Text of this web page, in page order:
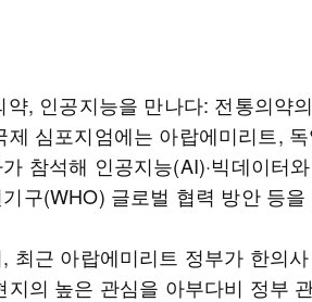
약, 인공지능을 만나다: 전통의약
제 심포지엄에는 아랍에미리트,
참석해 인공지능(AI)·빅데이터
기구(WHO) 글로벌 협력 방안 등
최근 아랍에미리트 정부가 한의
지의 높은 관심을 아부다비 정부